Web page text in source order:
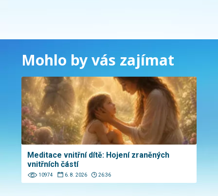
Mohlo by vás zajímat
Meditace vnitřní dítě: Hojení zraněných
vnitřních částí
10974 6. 8. 2026 26:36